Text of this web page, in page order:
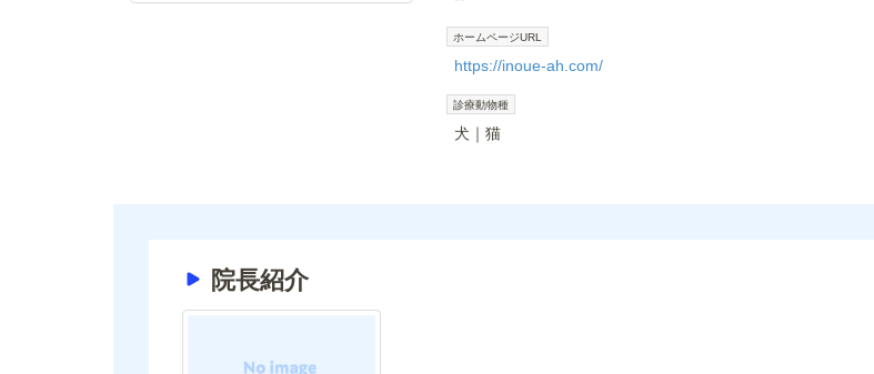
ホームページURL
https://inoue-ah.com/
診療動物種
犬 猫
院長紹介